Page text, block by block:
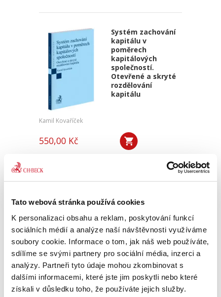
Tato webová stránka používá cookies
K personalizaci obsahu a reklam, poskytování funkcí
sociálních médií a analýze naší návštěvnosti využíváme
soubory cookie. Informace o tom, jak náš web používáte,
sdílíme se svými partnery pro sociální média, inzerci a
analýzy. Partneři tyto údaje mohou zkombinovat s
dalšími informacemi, které jste jim poskytli nebo které
získali v důsledku toho, že používáte jejich služby.
Systém zachování
kapitálu v
poměrech
kapitálových
společností.
Otevřené a skryté
rozdělování
kapitálu
Kamil Kovaříček
550,00 Kč
pravidel, která mají zabránit společníkům ve
zneužívání výhod poskytnutých samotným
nejobecnější rovině lze tato...
Moderní soutěžní
právo a ekonomie